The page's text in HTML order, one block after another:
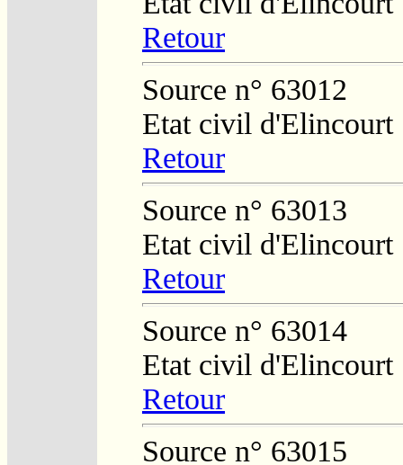
Retour
Source n° 63012
Etat civil d'Elincourt
Retour
Source n° 63013
Etat civil d'Elincourt
Retour
Source n° 63014
Etat civil d'Elincourt
Retour
Source n° 63015